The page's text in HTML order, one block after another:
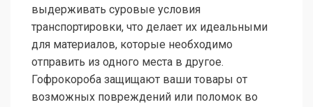
выдерживать суровые условия
транспортировки, что делает их идеальными
для материалов, которые необходимо
отправить из одного места в другое.
Гофрокороба защищают ваши товары от
возможных повреждений или поломок во